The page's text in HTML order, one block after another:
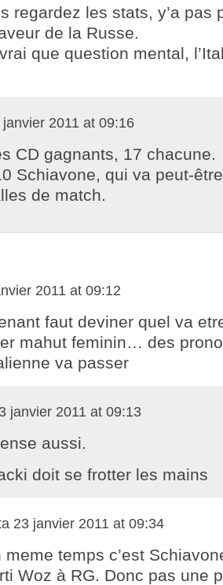
regardez les stats, y’a pas
de la Russe.
que question mental,
janvier 2011 at 09:16
CD gagnants, 17 chacune.
Schiavone, qui va peut-
de match.
2011 at 09:12
faut deviner quel va
mahut feminin… des
va passer
janvier 2011 at 09:13
aussi.
doit se frotter les mains
23 janvier 2011 at 09:34
meme temps c’est
Woz à RG. Donc pas une